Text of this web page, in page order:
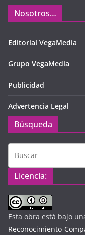
Nosotros…
Editorial VegaMedia
Grupo VegaMedia
Publicidad
Advertencia Legal
Búsqueda
Licencia:
Esta obra está bajo
Reconocimiento-